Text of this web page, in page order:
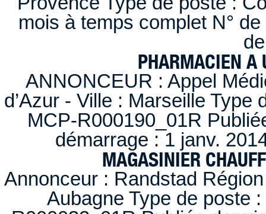
mois à temps complet N°
PHARMACIEN A
ANNONCEUR : Appel
d’Azur - Ville : Marseille
MCP-R000190_01R
démarrage : 1 janv.
MAGASINIER
Annonceur : Randstad
Aubagne Type de poste